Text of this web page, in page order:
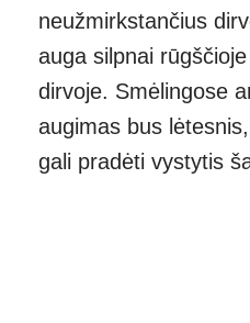
neužmirkstančius
auga silpnai
dirvoje. Smėlingose
augimas bus
gali pradėti vystytis